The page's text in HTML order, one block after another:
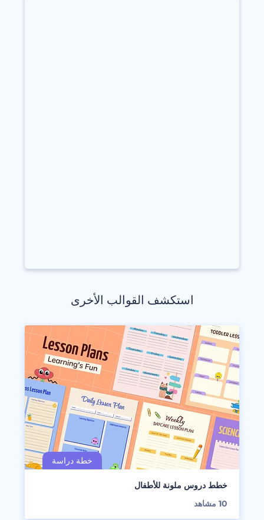
استكشف القوالب الأخرى
خطط دروس ملونة للأطفال
10 مشاهد